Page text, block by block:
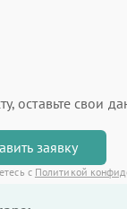
оставьте
заявку
с Политикой